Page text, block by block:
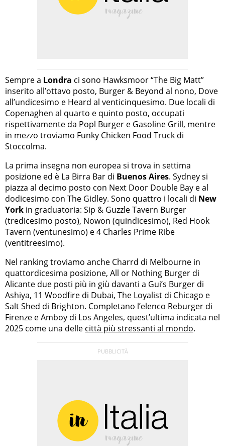
Sempre a Londra ci sono Hawksmoor “The Big Matt”
inserito all’ottavo posto, Burger & Beyond al nono, Dove
all’undicesimo e Heard al venticinquesimo. Due locali di
Copenaghen al quarto e quinto posto, occupati
rispettivamente da Popl Burger e Gasoline Grill, mentre
in mezzo troviamo Funky Chicken Food Truck di
Stoccolma.
La prima insegna non europea si trova in settima
posizione ed è La Birra Bar di Buenos Aires. Sydney si
piazza al decimo posto con Next Door Double Bay e al
dodicesimo con The Gidley. Sono quattro i locali di New
York in graduatoria: Sip & Guzzle Tavern Burger
(tredicesimo posto), Nowon (quindicesimo), Red Hook
Tavern (ventunesimo) e 4 Charles Prime Ribe
(ventitreesimo).
Nel ranking troviamo anche Charrd di Melbourne in
quattordicesima posizione, All or Nothing Burger di
Alicante due posti più in giù davanti a Gui’s Burger di
Ashiya, 11 Woodfire di Dubai, The Loyalist di Chicago e
Salt Shed di Brighton. Completano l’elenco Reburger di
Firenze e Amboy di Los Angeles, quest’ultima indicata nel
2025 come una delle città più stressanti al mondo.